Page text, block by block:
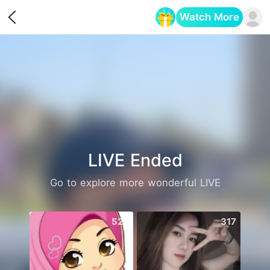
Watch More
LIVE Ended
Go to explore more wonderful LIVE
529 317